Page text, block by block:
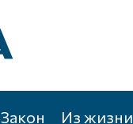
Закон Из жизни